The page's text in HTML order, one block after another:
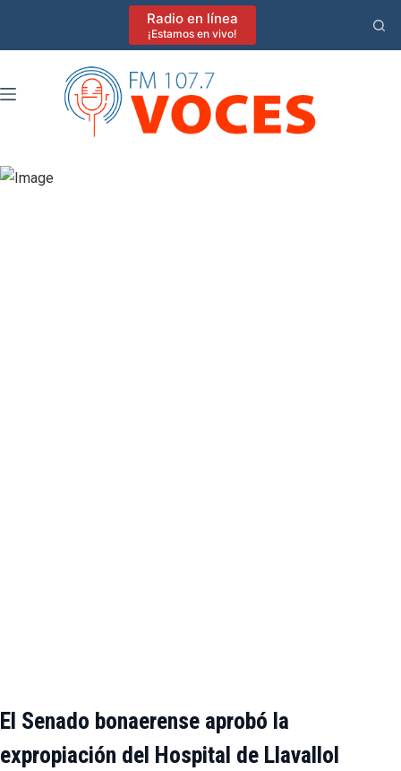
Radio en línea
¡Estamos en vivo!
El Senado bonaerense aprobó la
expropiación del Hospital de Llavallol